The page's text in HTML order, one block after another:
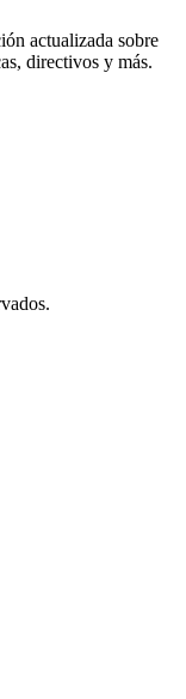
actualizada sobre
directivos y más.